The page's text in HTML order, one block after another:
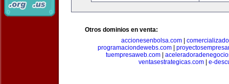
Otros dominios en venta:
accionesenbolsa.com
programaciondewebs.com
tuempresaweb.com
ventasestrategicas.com| e-